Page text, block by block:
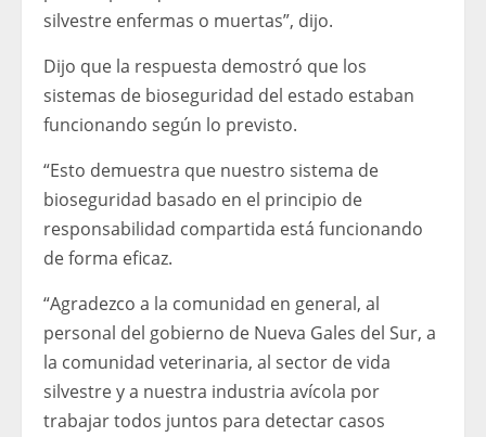
silvestre enfermas o muertas”, dijo.
Dijo que la respuesta demostró que los
sistemas de bioseguridad del estado estaban
funcionando según lo previsto.
“Esto demuestra que nuestro sistema de
bioseguridad basado en el principio de
responsabilidad compartida está funcionando
de forma eficaz.
“Agradezco a la comunidad en general, al
personal del gobierno de Nueva Gales del Sur, a
la comunidad veterinaria, al sector de vida
silvestre y a nuestra industria avícola por
trabajar todos juntos para detectar casos